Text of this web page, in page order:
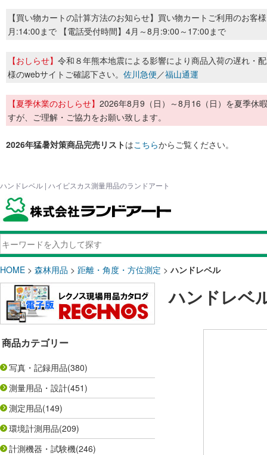
【買い物カートの計算方法のお知らせ】買い物カートご利用のお客
月:14:00まで 【電話受付時間】4月～8月:9:00～17:00まで
【おしらせ】 令和８年熊本地震による影響により商品入荷の遅れ・
様のwebサイトご確認下さい。 佐川急便／福山通運
【夏季休業のおしらせ】 2026年8月9（日）～8月16（日）を夏季休
すが、ご理解・ご協力をお願い致します。
2026年猛暑対策商品完売リストはこちらからご覧ください。
ハンドレベル | ハイビスカス測量用品のランドアート
HOME > 森林用品 > 距離・角度・方位測定 >ハンドレベル
商品カテゴリー
写真・記録用品(380)
測量用品・設計(451)
測定用品(149)
環境計測用品(209)
計測機器・試験機(246)
ハンドレベ